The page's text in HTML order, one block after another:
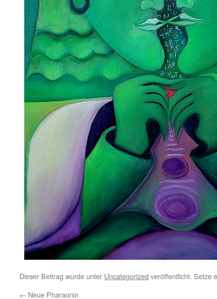
Dieser Beitrag wurde unter Uncategorized veröffentlicht. Setze
← Neue Pharaonin